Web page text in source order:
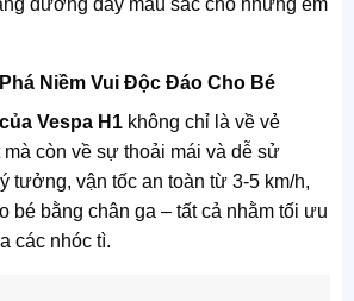
Niềm Vui Độc Đáo Cho Bé
Vespa H1không chỉ là về vẻ
mà còn về sự thoải mái và dễ sử
tưởng, vận tốc an toàn từ 3-5 km/h,
bé bằng chân ga – tất cả nhằm tối ưu
các nhóc tì.